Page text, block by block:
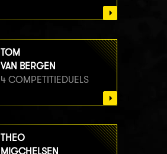
TOM
VAN BERGEN
4 COMPETITIEDUELS
THEO
MIGCHELSEN